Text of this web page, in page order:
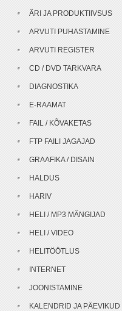
ÄRI JA PRODUKTIIVSUS
ARVUTI PUHASTAMINE
ARVUTI REGISTER
CD / DVD TARKVARA
DIAGNOSTIKA
E-RAAMAT
FAIL / KÕVAKETAS
FTP FAILI JAGAJAD
GRAAFIKA / DISAIN
HALDUS
HARIV
HELI / MP3 MÄNGIJAD
HELI / VIDEO
HELITÖÖTLUS
INTERNET
JOONISTAMINE
KALENDRID JA PÄEVIKUD